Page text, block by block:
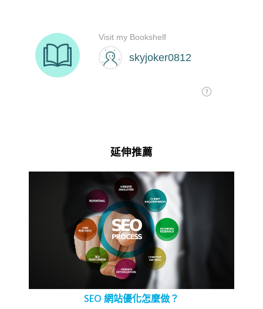
延伸推薦
SEO 網站優化怎麼做？